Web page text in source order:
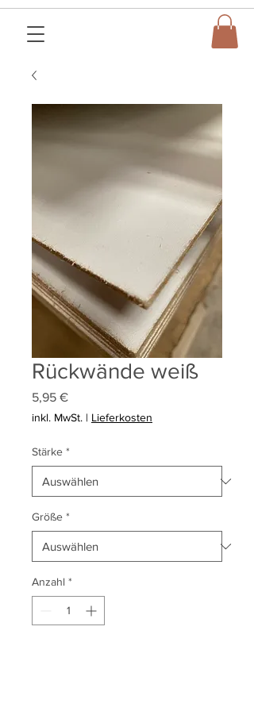
Rückwände weiß
5,95 €Preis
inkl. MwSt. | Lieferkosten
Stärke *
Größe *
Anzahl *